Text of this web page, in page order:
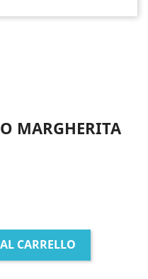
MARGHERITA
CARRELLO